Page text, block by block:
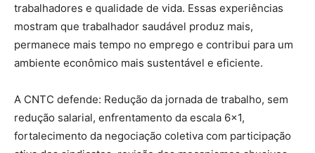
trabalhadores e qualidade de vida. Essas experiências
mostram que trabalhador saudável produz mais,
permanece mais tempo no emprego e contribui para um
ambiente econômico mais sustentável e eficiente.
A CNTC defende: Redução da jornada de trabalho, sem
redução salarial, enfrentamento da escala 6×1,
fortalecimento da negociação coletiva com participação